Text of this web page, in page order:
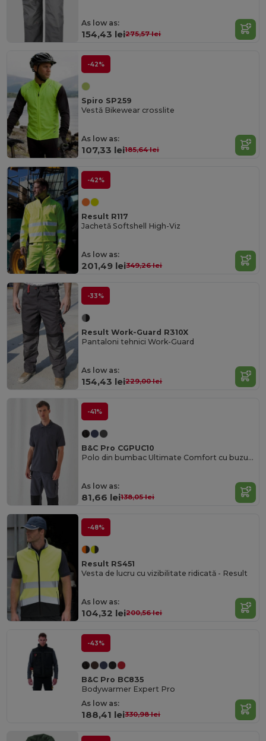
As low as:
154,43 lei275,57 lei
-42%
Spiro SP259
Vestă Bikewear crosslite
As low as:
107,33 lei185,64 lei
-42%
Result R117
Jachetă Softshell High-Viz
As low as:
201,49 lei349,26 lei
-33%
Result Work-Guard R310X
Pantaloni tehnici Work-Guard
As low as:
154,43 lei229,00 lei
-41%
B&C Pro CGPUC10
Polo din bumbac Ultimate Comfort cu buzunar practic
As low as:
81,66 lei138,05 lei
-48%
Result RS451
Vesta de lucru cu vizibilitate ridicată - Result
As low as:
104,32 lei200,56 lei
-43%
B&C Pro BC835
Bodywarmer Expert Pro
As low as:
188,41 lei330,98 lei